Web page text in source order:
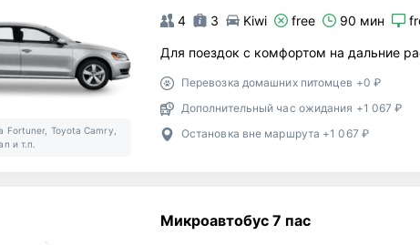
Fortuner, Toyota Camry,
и т.п.
4 3 Kiwi free 90 мин
Для поездок с комфортом на дальние
Перевозка домашних питомцев +0 ₽
Дополнительный час ожидания +1 067 ₽
Остановка вне маршрута +1 067 ₽
Микроавтобус 7 пас